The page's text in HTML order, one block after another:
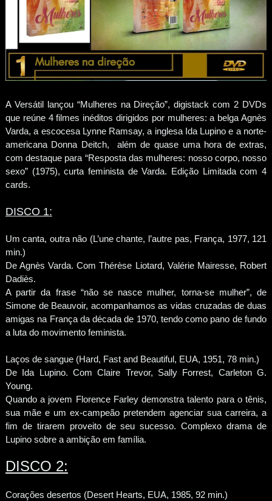
A Versátil lançou “Mulheres na Direção”, digistack com 2 DVDs
que reúne 4 filmes inéditos dirigidos por mulheres: a belga Agnès
Varda, a escocesa Lynne Ramsay, a inglesa Ida Lupino e a norte-
americana Donna Deitch, além de quase uma hora de extras,
com destaque para “Resposta das mulheres: nosso corpo, nosso
sexo” (1975), curta feminista de Varda. Edição Limitada com 4
cards.
DISCO 1:
Um canta, outra não (L’une chante, l’autre pas, França, 1977, 121
min.)
De Agnès Varda. Com Thérèse Liotard, Valérie Mairesse, Robert
Dadiès.
A partir da frase “não se nasce mulher, torna-se mulher”, de
Simone de Beauvoir, acompanhamos as vidas cruzadas de duas
amigas na França da década de 1970, tendo como pano de fundo
a luta do movimento feminista.
Laços de sangue (Hard, Fast and Beautiful, EUA, 1951, 78 min.)
De Ida Lupino. Com Claire Trevor, Sally Forrest, Carleton G.
Young.
Quando a jovem Florence Farley demonstra talento para o tênis,
sua mãe e um ex-campeão pretendem agenciar sua carreira, a
fim de tirarem proveito de seu sucesso. Complexo drama de
Lupino sobre a ambição em família.
DISCO 2:
Corações desertos (Desert Hearts, EUA, 1985, 92 min.)